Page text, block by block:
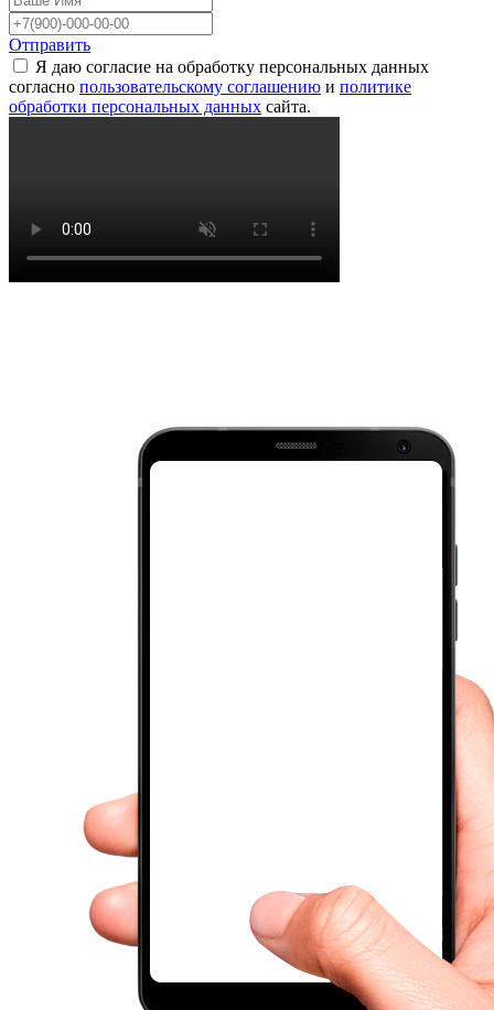
Отправить
Я даю согласие на обработку персональных данных
согласно пользовательскому соглашению и политике
обработки персональных данных сайта.